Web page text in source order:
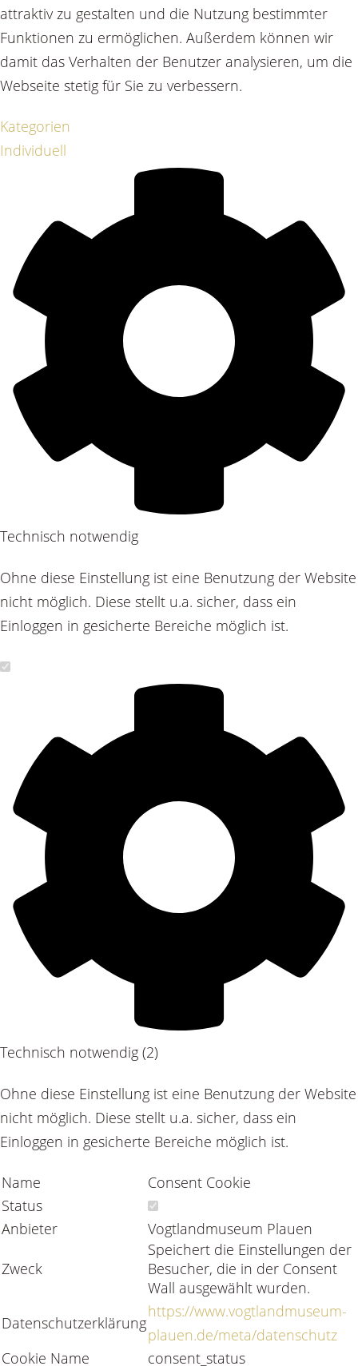
attraktiv zu gestalten und die Nutzung bestimmter
Funktionen zu ermöglichen. Außerdem können wir
damit das Verhalten der Benutzer analysieren, um die
Webseite stetig für Sie zu verbessern.
Kategorien
Individuell
Technisch notwendig
Ohne diese Einstellung ist eine Benutzung der Website
nicht möglich. Diese stellt u.a. sicher, dass ein
Einloggen in gesicherte Bereiche möglich ist.
Technisch notwendig (2)
Ohne diese Einstellung ist eine Benutzung der Website
nicht möglich. Diese stellt u.a. sicher, dass ein
Einloggen in gesicherte Bereiche möglich ist.
Name
Consent Cookie
Status
Anbieter
Vogtlandmuseum Plauen
Zweck
Speichert die Einstellungen der
Besucher, die in der Consent
Wall ausgewählt wurden.
Datenschutzerklärung
https://www.vogtlandmuseum-
plauen.de/meta/datenschutz
Cookie Name
consent_status